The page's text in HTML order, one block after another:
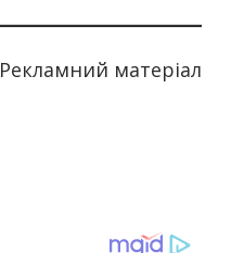
Рекламний матеріал